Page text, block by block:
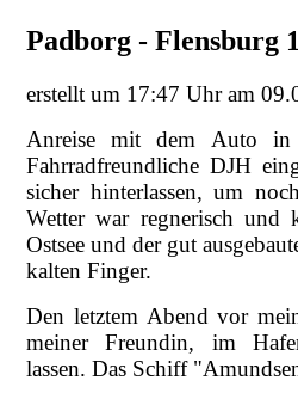
Padborg - Flensburg
erstellt um 17:47 Uhr am
Anreise mit dem Auto
Fahrradfreundliche DJH
sicher hinterlassen, um
Wetter war regnerisch
Ostsee und der gut
kalten Finger.
Den letztem Abend vor
meiner Freundin, im
lassen. Das Schiff